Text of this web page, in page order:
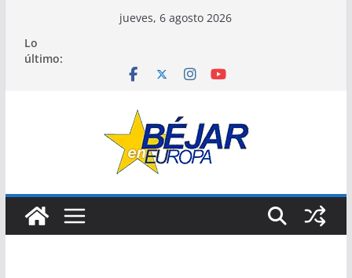
contenido
jueves, 6 agosto 2026
Lo
último: